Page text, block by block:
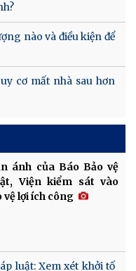
nào và điều kiện để
cơ mất nhà sau hơn
ánh của Báo Bảo vệ
Viện kiểm sát vào
vệ lợi ích công
luật: Xem xét khởi tố